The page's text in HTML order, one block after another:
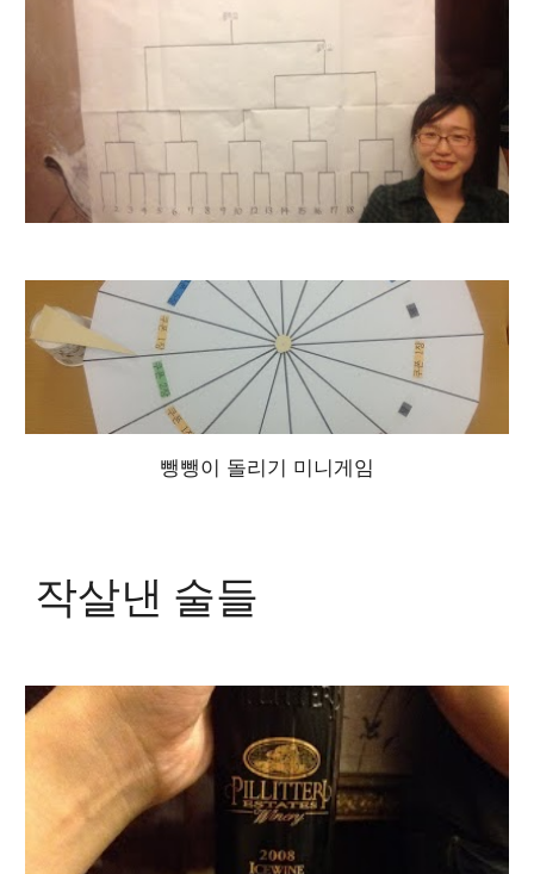
뺑뺑이 돌리기 미니게임
작살낸 술들